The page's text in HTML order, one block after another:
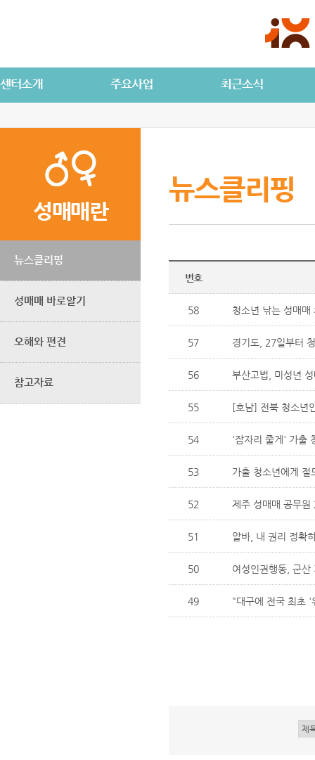
성매매란
뉴스클리핑
성매매 바로알기
오해와 편견
참고자료
뉴스클리핑
번호
58 청소년 낚는 성매매
57 경기도, 27일부터
56 부산고법, 미성년
55 [호남] 전북 청소년
54 '잠자리 줄게' 가출
53 가출 청소년에게
52 제주 성매매 공무원
51 알바, 내 권리 정확
50 여성인권행동, 군
49 "대구에 전국 최초 '